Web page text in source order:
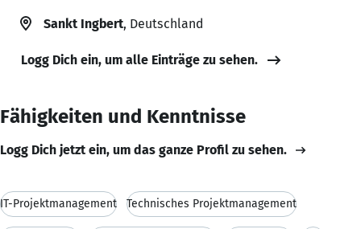
Sankt Ingbert, Deutschland
Logg Dich ein, um alle Einträge zu sehen.
Fähigkeiten und Kenntnisse
Logg Dich jetzt ein, um das ganze Profil zu sehen.
IT-Projektmanagement Technisches Projektmanagement